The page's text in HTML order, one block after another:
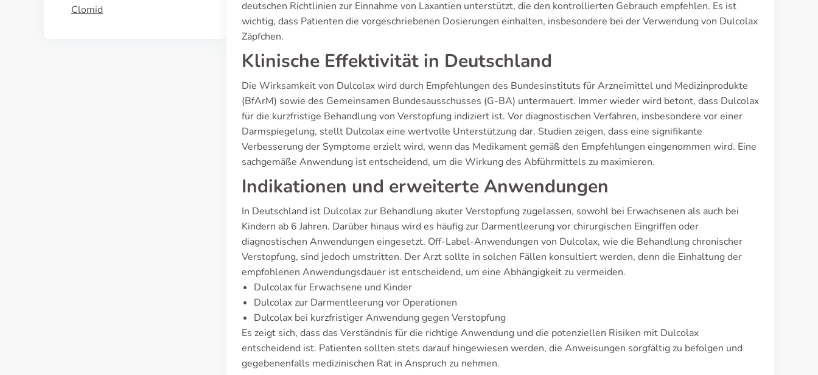
Clomid
deutschen Richtlinien zur Einnahme von Laxantien unterstützt, die den kontrollierten Gebrauch empfehlen. Es ist
wichtig, dass Patienten die vorgeschriebenen Dosierungen einhalten, insbesondere bei der Verwendung von Dulcolax
Zäpfchen.
Klinische Effektivität in Deutschland
Die Wirksamkeit von Dulcolax wird durch Empfehlungen des Bundesinstituts für Arzneimittel und Medizinprodukte
(BfArM) sowie des Gemeinsamen Bundesausschusses (G-BA) untermauert. Immer wieder wird betont, dass Dulcolax
für die kurzfristige Behandlung von Verstopfung indiziert ist. Vor diagnostischen Verfahren, insbesondere vor einer
Darmspiegelung, stellt Dulcolax eine wertvolle Unterstützung dar. Studien zeigen, dass eine signifikante
Verbesserung der Symptome erzielt wird, wenn das Medikament gemäß den Empfehlungen eingenommen wird. Eine
sachgemäße Anwendung ist entscheidend, um die Wirkung des Abführmittels zu maximieren.
Indikationen und erweiterte Anwendungen
In Deutschland ist Dulcolax zur Behandlung akuter Verstopfung zugelassen, sowohl bei Erwachsenen als auch bei
Kindern ab 6 Jahren. Darüber hinaus wird es häufig zur Darmentleerung vor chirurgischen Eingriffen oder
diagnostischen Anwendungen eingesetzt. Off-Label-Anwendungen von Dulcolax, wie die Behandlung chronischer
Verstopfung, sind jedoch umstritten. Der Arzt sollte in solchen Fällen konsultiert werden, denn die Einhaltung der
empfohlenen Anwendungsdauer ist entscheidend, um eine Abhängigkeit zu vermeiden.
Dulcolax für Erwachsene und Kinder
Dulcolax zur Darmentleerung vor Operationen
Dulcolax bei kurzfristiger Anwendung gegen Verstopfung
Es zeigt sich, dass das Verständnis für die richtige Anwendung und die potenziellen Risiken mit Dulcolax
entscheidend ist. Patienten sollten stets darauf hingewiesen werden, die Anweisungen sorgfältig zu befolgen und
gegebenenfalls medizinischen Rat in Anspruch zu nehmen.